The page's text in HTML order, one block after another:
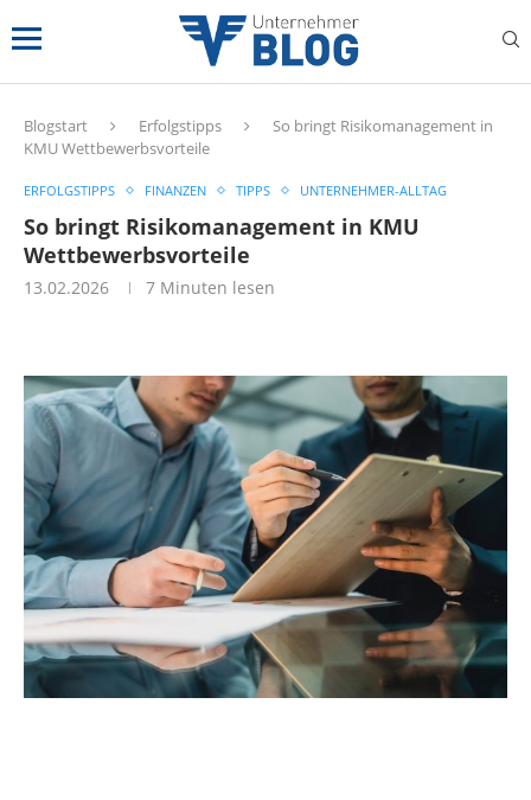
Blogstart Erfolgstipps
So bringt Risikomanagement in
KMU Wettbewerbsvorteile
ERFOLGSTIPPS FINANZEN TIPPS UNTERNEHMER-ALLTAG
So bringt Risikomanagement in KMU
Wettbewerbsvorteile
13.02.2026 7 Minuten lesen